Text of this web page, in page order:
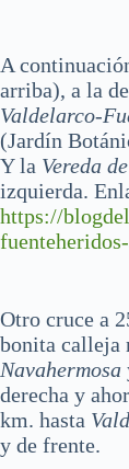
A
arriba), a la
Valdelarco-
(Jardín
Y la Vereda
izquierda.
https://
Otro cruce a
bonita calleja
Navahermosa
derecha y
km. hasta
y de frente.